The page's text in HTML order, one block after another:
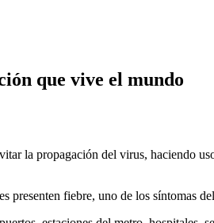
que vive el mundo
la propagación del virus, haciendo
presenten fiebre, uno de los síntomas